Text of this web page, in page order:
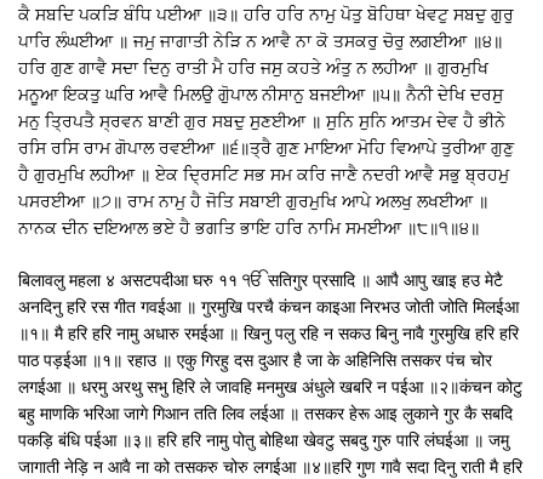
ਕੈ ਸਬਦਿ ਪਕੜਿ ਬੰਧਿ ਪਈਆ ॥੩॥ ਹਰਿ ਹਰਿ ਨਾਮੁ ਪੋਤੁ ਬੋਹਿਥਾ ਖੇਵਟੁ ਸਬਦੁ ਗੁਰੁ
ਪਾਰਿ ਲੰਘਈਆ ॥ ਜਮੁ ਜਾਗਾਤੀ ਨੇੜਿ ਨ ਆਵੈ ਨਾ ਕੋ ਤਸਕਰੁ ਚੋਰੁ ਲਗਈਆ ॥੪॥
ਹਰਿ ਗੁਣ ਗਾਵੈ ਸਦਾ ਦਿਨੁ ਰਾਤੀ ਮੈ ਹਰਿ ਜਸੁ ਕਹਤੇ ਅੰਤੁ ਨ ਲਹੀਆ ॥ ਗੁਰਮੁਖਿ
ਮਨੂਆ ਇਕਤੁ ਘਰਿ ਆਵੈ ਮਿਲਉ ਗੋੁਪਾਲ ਨੀਸਾਨੁ ਬਜਈਆ ॥੫॥ ਨੈਨੀ ਦੇਖਿ ਦਰਸੁ
ਮਨੁ ਤ੍ਰਿਪਤੈ ਸ੍ਰਵਨ ਬਾਣੀ ਗੁਰ ਸਬਦੁ ਸੁਣਈਆ ॥ ਸੁਨਿ ਸੁਨਿ ਆਤਮ ਦੇਵ ਹੈ ਭੀਨੇ
ਰਸਿ ਰਸਿ ਰਾਮ ਗੋਪਾਲ ਰਵਈਆ ॥੬॥ਤ੍ਰੈ ਗੁਣ ਮਾਇਆ ਮੋਹਿ ਵਿਆਪੇ ਤੁਰੀਆ ਗੁਣੁ
ਹੈ ਗੁਰਮੁਖਿ ਲਹੀਆ ॥ ਏਕ ਦ੍ਰਿਸਟਿ ਸਭ ਸਮ ਕਰਿ ਜਾਣੈ ਨਦਰੀ ਆਵੈ ਸਭੁ ਬ੍ਰਹਮੁ
ਪਸਰਈਆ ॥੭॥ ਰਾਮ ਨਾਮੁ ਹੈ ਜੋਤਿ ਸਬਾਈ ਗੁਰਮੁਖਿ ਆਪੇ ਅਲਖੁ ਲਖਈਆ ॥
ਨਾਨਕ ਦੀਨ ਦਇਆਲ ਭਏ ਹੈ ਭਗਤਿ ਭਾਇ ਹਰਿ ਨਾਮਿ ਸਮਈਆ ॥੮॥੧॥੪॥
बिलावलु महला ४ असटपदीआ घरु ११ ੴ सतिगुर प्रसादि ॥ आपै आपु खाइ हउ मेटै
अनदिनु हरि रस गीत गवईआ ॥ गुरमुखि परचै कंचन काइआ निरभउ जोती जोति मिलईआ
॥१॥ मै हरि हरि नामु अधारु रमईआ ॥ खिनु पलु रहि न सकउ बिनु नावै गुरमुखि हरि हरि
पाठ पड़ईआ ॥१॥ रहाउ ॥ एकु गिरहु दस दुआर है जा के अहिनिसि तसकर पंच चोर
लगईआ ॥ धरमु अरथु सभु हिरि ले जावहि मनमुख अंधुले खबरि न पईआ ॥२॥कंचन कोटु
बहु माणकि भरिआ जागे गिआन तति लिव लईआ ॥ तसकर हेरू आइ लुकाने गुर कै सबदि
पकड़ि बंधि पईआ ॥३॥ हरि हरि नामु पोतु बोहिथा खेवटु सबदु गुरु पारि लंघईआ ॥ जमु
जागाती नेड़ि न आवै ना को तसकरु चोरु लगईआ ॥४॥हरि गुण गावै सदा दिनु राती मै हरि